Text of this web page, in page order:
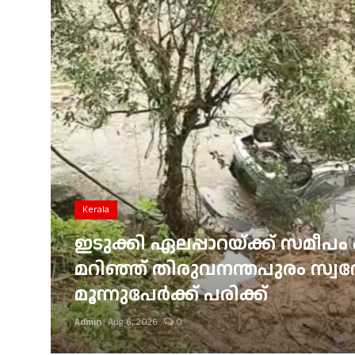
Gulf News
Loksabha Election 2024
Technology
Jobs Mall
Automotive
Shop Online
Education
Business
Kerala
ഇടുക്കി ഏലപ്പാറയ്ക്ക് സമീപം
മറിഞ്ഞ് തിരുവനന്തപുരം
മൂന്നുപേർക്ക് പരിക്ക്
Admin Aug 6, 2026 0